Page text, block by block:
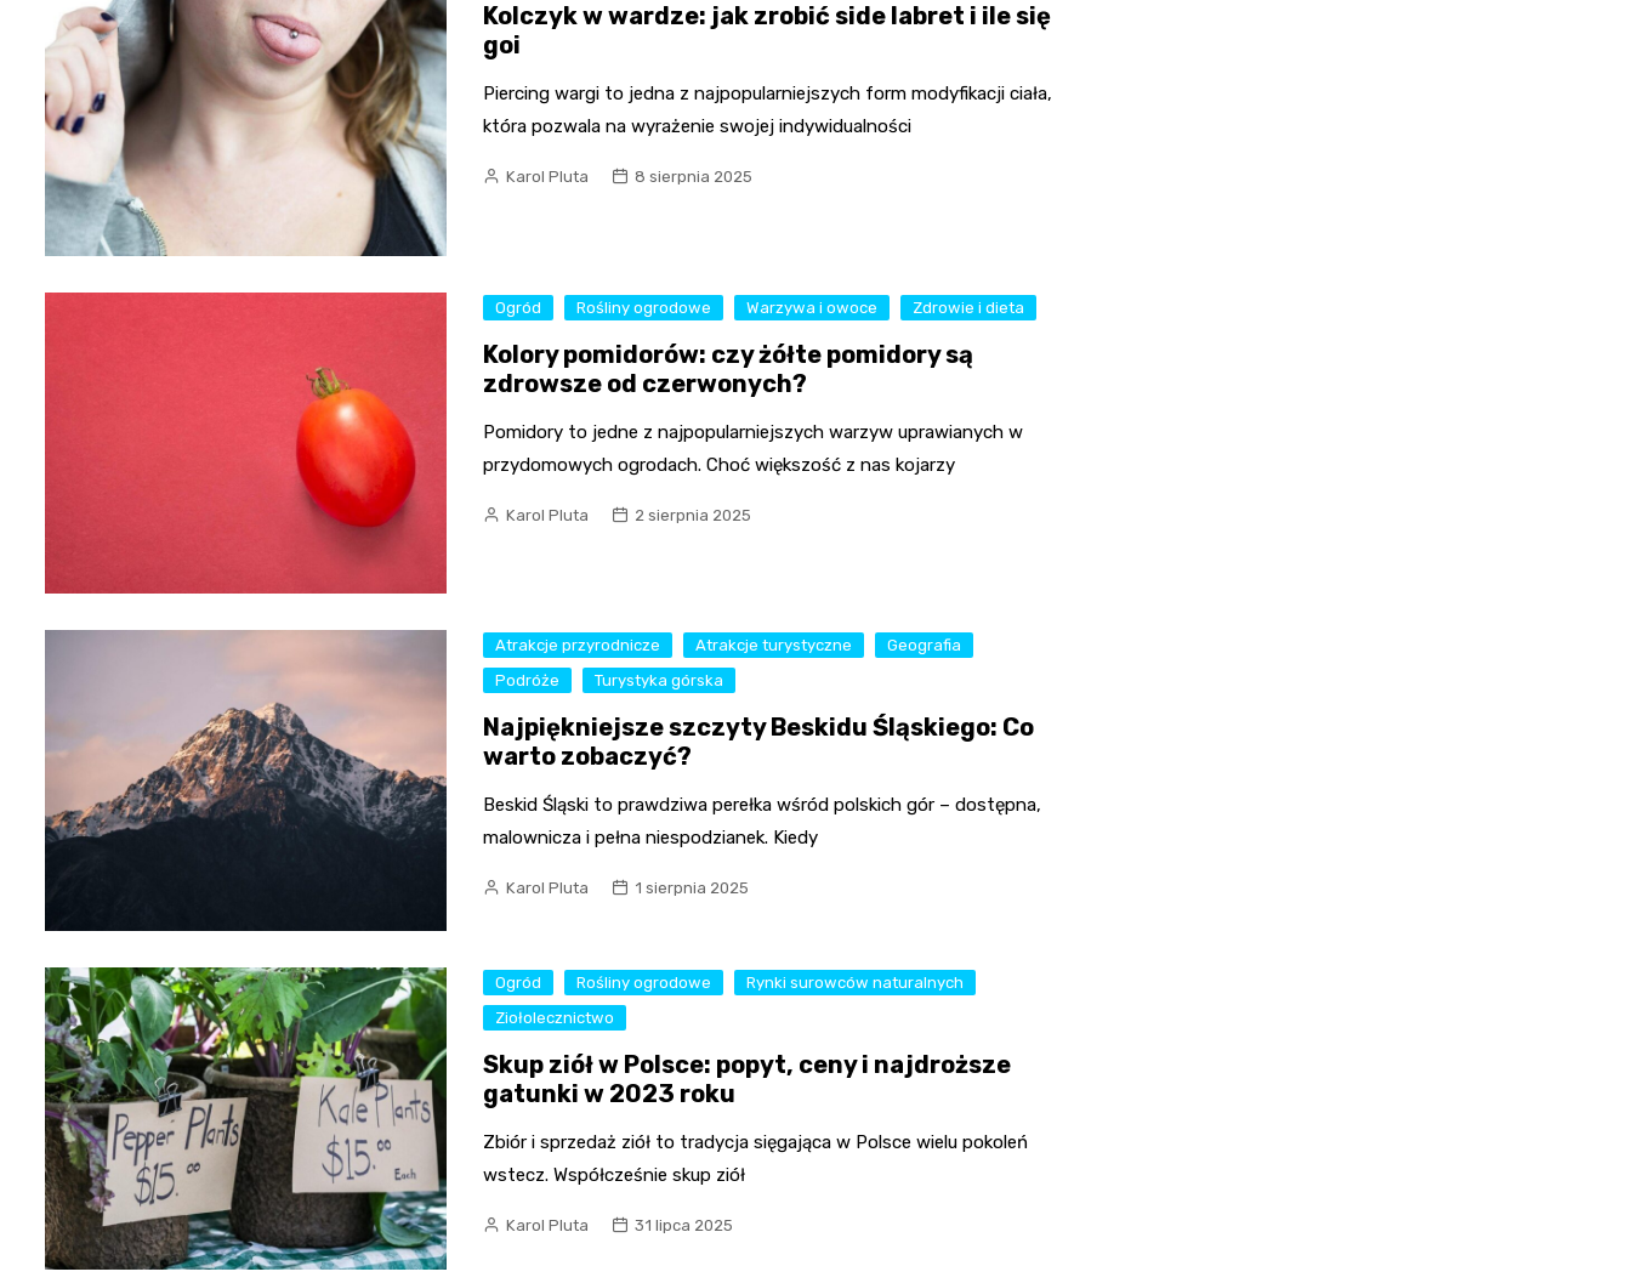
Kolczyk w wardze: jak zrobić side labret i ile się
goi
Piercing wargi to jedna z najpopularniejszych form modyfikacji ciała,
która pozwala na wyrażenie swojej indywidualności
Karol Pluta 8 sierpnia 2025
Ogród Rośliny ogrodowe Warzywa i owoce Zdrowie i dieta
Kolory pomidorów: czy żółte pomidory są
zdrowsze od czerwonych?
Pomidory to jedne z najpopularniejszych warzyw uprawianych w
przydomowych ogrodach. Choć większość z nas kojarzy
Karol Pluta 2 sierpnia 2025
Atrakcje przyrodnicze Atrakcje turystyczne
Geografia
Podróże
Turystyka górska
Najpiękniejsze szczyty Beskidu Śląskiego: Co
warto zobaczyć?
Beskid Śląski to prawdziwa perełka wśród polskich gór – dostępna,
malownicza i pełna niespodzianek. Kiedy
Karol Pluta 1 sierpnia 2025
Ogród Rośliny ogrodowe
Rynki surowców naturalnych
Ziołolecznictwo
Skup ziół w Polsce: popyt, ceny i najdroższe
gatunki w 2023 roku
Zbiór i sprzedaż ziół to tradycja sięgająca w Polsce wielu pokoleń
wstecz. Współcześnie skup ziół
Karol Pluta 31 lipca 2025